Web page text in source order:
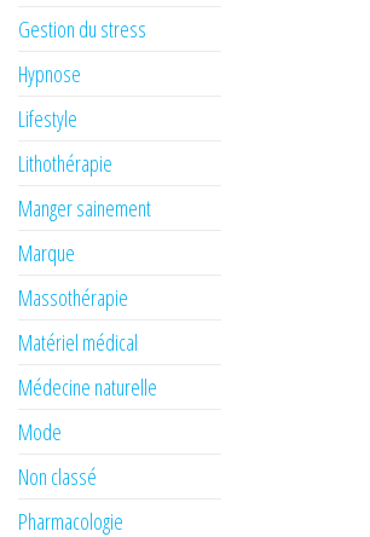
Gestion du stress
Hypnose
Lifestyle
Lithothérapie
Manger sainement
Marque
Massothérapie
Matériel médical
Médecine naturelle
Mode
Non classé
Pharmacologie